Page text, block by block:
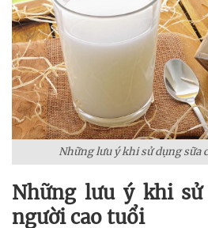
Những lưu ý khi sử dụng sữa
Những lưu ý khi sử
người cao tuổi